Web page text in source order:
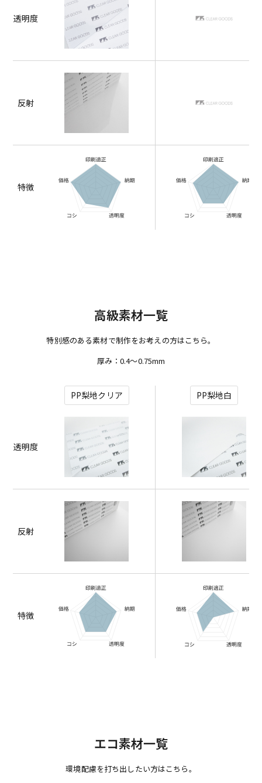
透明度
反射
特徴
高級素材一覧
特別感のある素材で制作をお考えの方はこちら。
厚み：0.4～0.75mm
PP梨地クリア PP梨地白
透明度
反射
特徴
エコ素材一覧
環境配慮を打ち出したい方はこちら。